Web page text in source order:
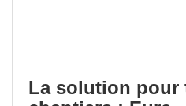
La solution pour